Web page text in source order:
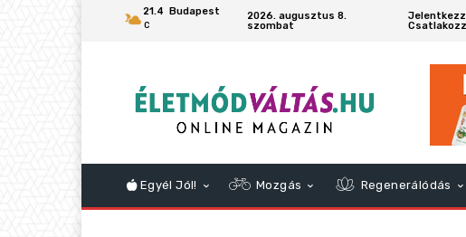
21.4
C
Budapest
2026. augusztus 8.
szombat
Csatlakozz
Egyél Jól! Mozgás Regenerálódás